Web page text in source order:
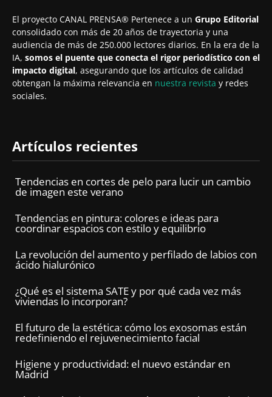
El proyecto CANAL PRENSA® Pertenece a un Grupo Editorial
consolidado con más de 20 años de trayectoria y una
audiencia de más de 250.000 lectores diarios. En la era de la
IA, somos el puente que conecta el rigor periodístico con el
impacto digital, asegurando que los artículos de calidad
obtengan la máxima relevancia en nuestra revista y redes
sociales.
Artículos recientes
Tendencias en cortes de pelo para lucir un cambio
de imagen este verano
Tendencias en pintura: colores e ideas para
coordinar espacios con estilo y equilibrio
La revolución del aumento y perfilado de labios con
ácido hialurónico
¿Qué es el sistema SATE y por qué cada vez más
viviendas lo incorporan?
El futuro de la estética: cómo los exosomas están
redefiniendo el rejuvenecimiento facial
Higiene y productividad: el nuevo estándar en
Madrid